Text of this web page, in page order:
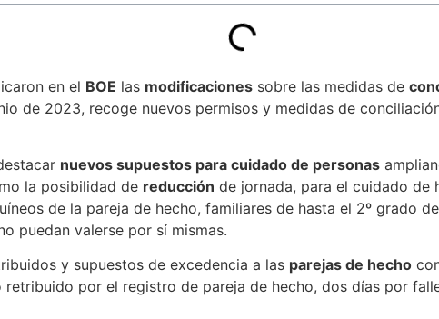
en el BOE las modificaciones sobre las medidas de
de 2023, recoge nuevos permisos y medidas de
nuevos supuestos para cuidado de personas
la posibilidad de reducción de jornada, para el cuidado de
de la pareja de hecho, familiares de hasta el 2º grado
puedan valerse por sí mismas.
y supuestos de excedencia a las parejas de hecho
por el registro de pareja de hecho, dos días por